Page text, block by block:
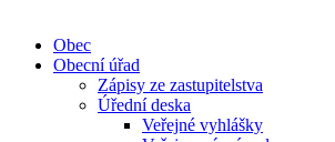
Obec
Obecní úřad
Zápisy ze zastupitelstva
Úřední deska
Veřejné vyhlášky